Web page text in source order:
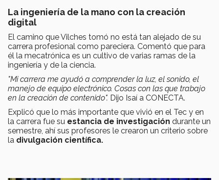
La ingeniería de la mano con la creación
digital
El camino que Vilches tomó no está tan alejado de su
carrera profesional como pareciera. Comentó que para
él la mecatrónica es un cultivo de varias ramas de la
ingeniería y de la ciencia.
"Mi carrera me ayudó a comprender la luz, el sonido, el
manejo de equipo electrónico. Cosas con las que trabajo
en la creación de contenido". Dijo Isaí a CONECTA.
Explicó que lo más importante que vivió en el Tec y en
la carrera fue su estancia de investigación durante un
semestre, ahí sus profesores le crearon un criterio sobre
la divulgación científica.